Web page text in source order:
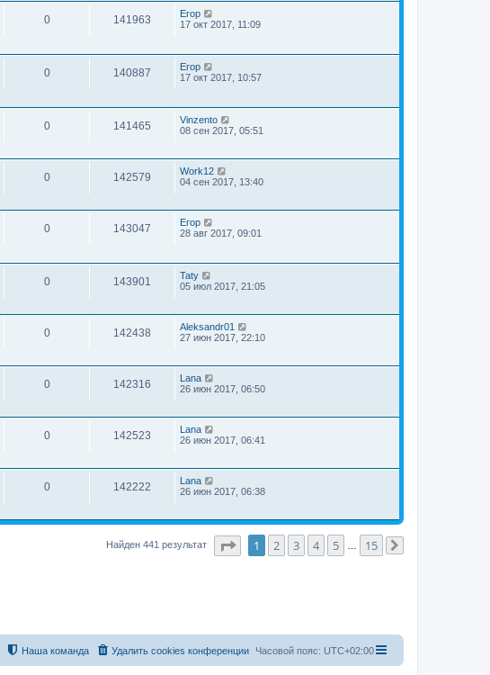
0 141963
Егор
17 окт 2017, 11:09
0 140887
Егор
17 окт 2017, 10:57
0 141465
Vinzento
08 сен 2017, 05:51
0 142579
Work12
04 сен 2017, 13:40
0 143047
Егор
28 авг 2017, 09:01
0 143901
Taty
05 июл 2017, 21:05
0 142438
Aleksandr01
27 июн 2017, 22:10
0 142316
Lana
26 июн 2017, 06:50
0 142523
Lana
26 июн 2017, 06:41
0 142222
Lana
26 июн 2017, 06:38
Найден 441 результат Страница 1 из15
1 2 3 4 5 15
Часовой пояс: UTC+02:00
Удалить cookies конференции
Наша команда